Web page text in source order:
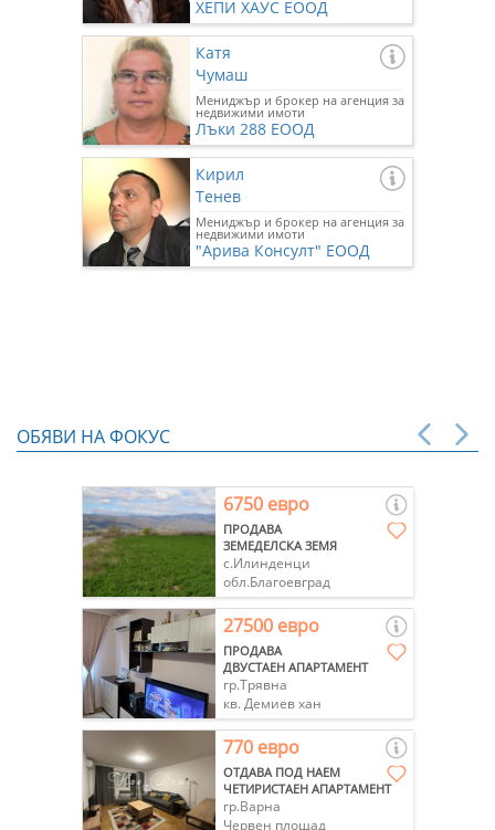
ХЕПИ ХАУС ЕООД
Катя
Чумаш
Мениджър и брокер на агенция за
недвижими имоти
Лъки 288 ЕООД
Кирил
Тенев
Мениджър и брокер на агенция за
недвижими имоти
"Арива Консулт" ЕООД
ОБЯВИ НА ФОКУС
6750 евро
ПРОДАВА
ЗЕМЕДЕЛСКА ЗЕМЯ
с.Илинденци
обл.Благоевград
27500 евро
ПРОДАВА
ДВУСТАЕН АПАРТАМЕНТ
гр.Трявна
кв. Демиев хан
770 евро
ОТДАВА ПОД НАЕМ
ЧЕТИРИСТАЕН АПАРТАМЕНТ
гр.Варна
Червен площад